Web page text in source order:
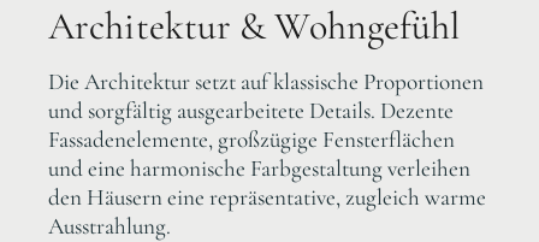
Architektur & Wohngefühl
Die Architektur setzt auf klassische Proportionen
und sorgfältig ausgearbeitete Details. Dezente
Fassadenelemente, großzügige Fensterflächen
und eine harmonische Farbgestaltung verleihen
den Häusern eine repräsentative, zugleich warme
Ausstrahlung.